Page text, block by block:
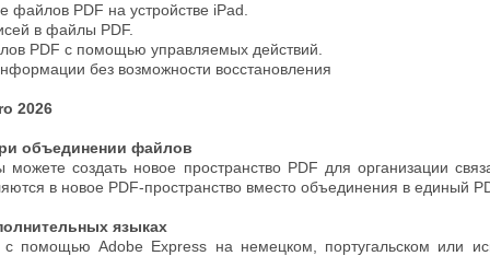
PDF на устройстве iPad.
в файлы PDF.
PDF с помощью управляемых действий.
без возможности восстановления
2026
объединении файлов
создать новое пространство PDF для организации
в новое PDF-пространство вместо объединения в единый
языках
с помощью Adobe Express на немецком, португальском или